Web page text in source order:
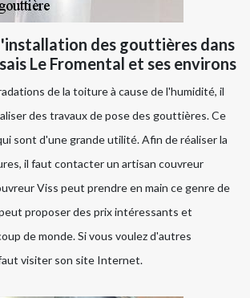
des gouttières dans
Le Fromental et ses environs
de la toiture à cause de l'humidité, il
des travaux de pose des gouttières. Ce
sont d'une grande utilité. Afin de réaliser la
il faut contacter un artisan couvreur
Viss peut prendre en main ce genre de
proposer des prix intéressants et
de monde. Si vous voulez d'autres
visiter son site Internet.